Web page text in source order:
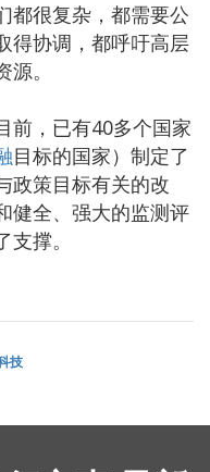
都很复杂，都需要公
得协调，都呼吁高层
。
前，已有40多个国家
目标的国家）制定了
政策目标有关的改
健全、强大的监测评
撑。
技